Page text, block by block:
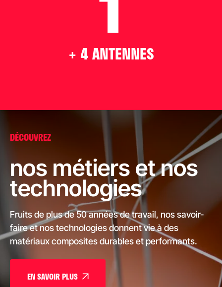
+ 4 ANTENNES
DÉCOUVREZ
nos métiers et nos
technologies
Fruits de plus de 50 années de travail, nos savoir-
faire et nos technologies donnent vie à des
matériaux composites durables et performants.
EN SAVOIR PLUS